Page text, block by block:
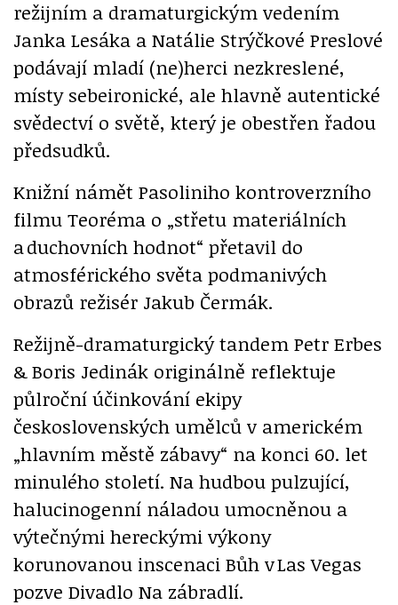
režijním a dramaturgickým vedením
Janka Lesáka a Natálie Strýčkové Preslové
podávají mladí (ne)herci nezkreslené,
místy sebeironické, ale hlavně autentické
svědectví o světě, který je obestřen řadou
předsudků.
Knižní námět Pasoliniho kontroverzního
filmu Teoréma o „střetu materiálních
a duchovních hodnot“ přetavil do
atmosférického světa podmanivých
obrazů režisér Jakub Čermák.
Režijně-dramaturgický tandem Petr Erbes
& Boris Jedinák originálně reflektuje
půlroční účinkování ekipy
československých umělců v americkém
„hlavním městě zábavy“ na konci 60. let
minulého století. Na hudbou pulzující,
halucinogenní náladou umocněnou a
výtečnými hereckými výkony
korunovanou inscenaci Bůh v Las Vegas
pozve Divadlo Na zábradlí.